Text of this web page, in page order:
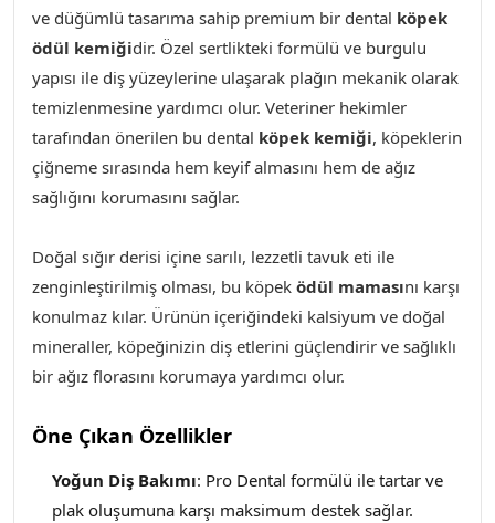
ve düğümlü tasarıma sahip premium bir dental köpek
ödül kemiğidir. Özel sertlikteki formülü ve burgulu
yapısı ile diş yüzeylerine ulaşarak plağın mekanik olarak
temizlenmesine yardımcı olur. Veteriner hekimler
tarafından önerilen bu dental köpek kemiği, köpeklerin
çiğneme sırasında hem keyif almasını hem de ağız
sağlığını korumasını sağlar.
Doğal sığır derisi içine sarılı, lezzetli tavuk eti ile
zenginleştirilmiş olması, bu köpek ödül mamasını karşı
konulmaz kılar. Ürünün içeriğindeki kalsiyum ve doğal
mineraller, köpeğinizin diş etlerini güçlendirir ve sağlıklı
bir ağız florasını korumaya yardımcı olur.
Öne Çıkan Özellikler
Yoğun Diş Bakımı: Pro Dental formülü ile tartar ve
plak oluşumuna karşı maksimum destek sağlar.